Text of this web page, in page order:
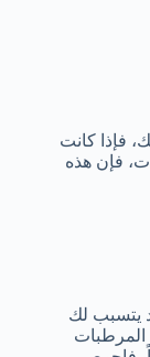
فإذا كانت
فإن هذه
يتسبب لك